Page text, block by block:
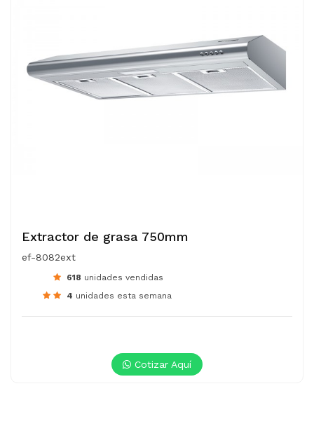
Extractor de grasa 750mm
ef-8082ext
618 unidades vendidas
4 unidades esta semana
Cotizar Aquí